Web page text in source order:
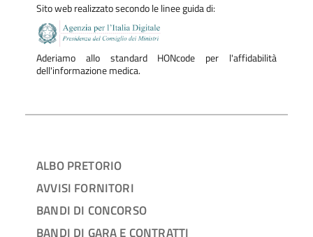
Sito web realizzato secondo le linee guida di:
Aderiamo allo standard HONcode per l'affidabilità
dell'informazione medica.
ALBO PRETORIO
AVVISI FORNITORI
BANDI DI CONCORSO
BANDI DI GARA E CONTRATTI